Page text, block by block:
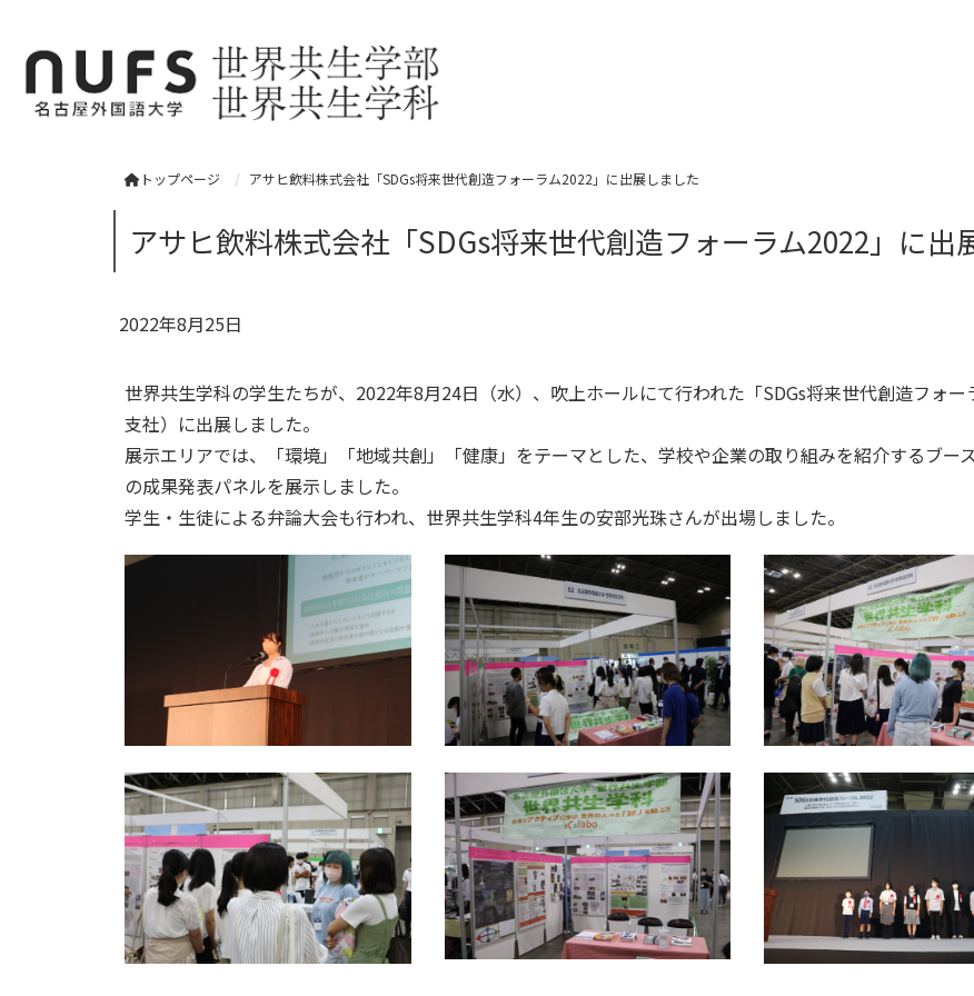
トップページ アサヒ飲料株式会社「SDGs将来世代創造フォーラム2022」に出展しました
アサヒ飲料株式会社「SDGs将来世代創造フォーラム2022」に出
2022年8月25日
世界共生学科の学生たちが、2022年8月24日（水）、吹上ホールにて行われた「SDGs将来世代創造フォ
支社）に出展しました。
展示エリアでは、「環境」「地域共創」「健康」をテーマとした、学校や企業の取り組みを紹介するブー
の成果発表パネルを展示しました。
学生・生徒による弁論大会も行われ、世界共生学科4年生の安部光珠さんが出場しました。